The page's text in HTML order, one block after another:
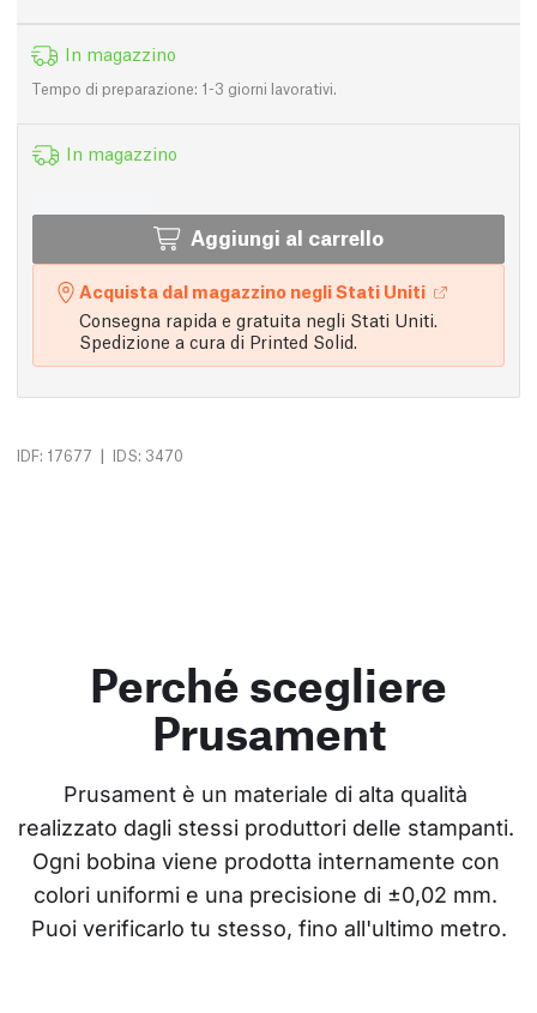
In magazzino
Tempo di preparazione: 1-3 giorni lavorativi.
In magazzino
Aggiungi al carrello
Acquista dal magazzino negli Stati Uniti
Consegna rapida e gratuita negli Stati Uniti.
Spedizione a cura di Printed Solid.
IDF: 17677 | IDS: 3470
Perché scegliere
Prusament
Prusament è un materiale di alta qualità
realizzato dagli stessi produttori delle stampanti.
Ogni bobina viene prodotta internamente con
colori uniformi e una precisione di ±0,02 mm.
Puoi verificarlo tu stesso, fino all'ultimo metro.